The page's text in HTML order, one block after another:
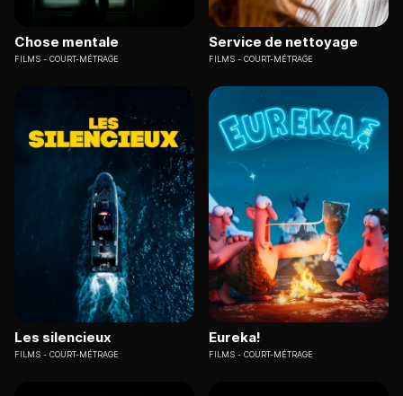
Chose mentale
FILMS COURT-MÉTRAGE
Service de nettoyage
FILMS COURT-MÉTRAGE
Les silencieux
FILMS COURT-MÉTRAGE
Eureka!
FILMS COURT-MÉTRAGE